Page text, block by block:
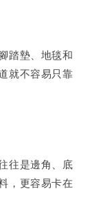
踏墊、地毯和
就不容易只靠
往是邊角、底
，更容易卡在